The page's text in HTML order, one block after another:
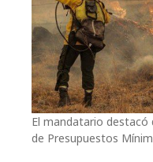
El mandatario destacó
de Presupuestos